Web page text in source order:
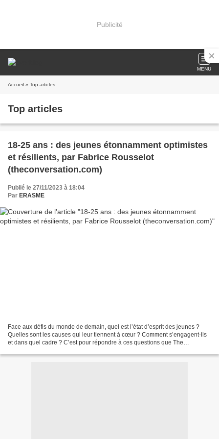
Publicité
MENU
Accueil » Top articles
Top articles
18-25 ans : des jeunes étonnamment optimistes
et résilients, par Fabrice Rousselot
(theconversation.com)
Publié le 27/11/2023 à 18:04
Par ERASME
Face aux défis du monde de demain, quel est l’état d’esprit des jeunes ?
Quelles sont les causes qui leur tiennent à cœur ? Comment s’engagent-ils
et dans quel cadre ? C’est pour répondre à ces questions que The